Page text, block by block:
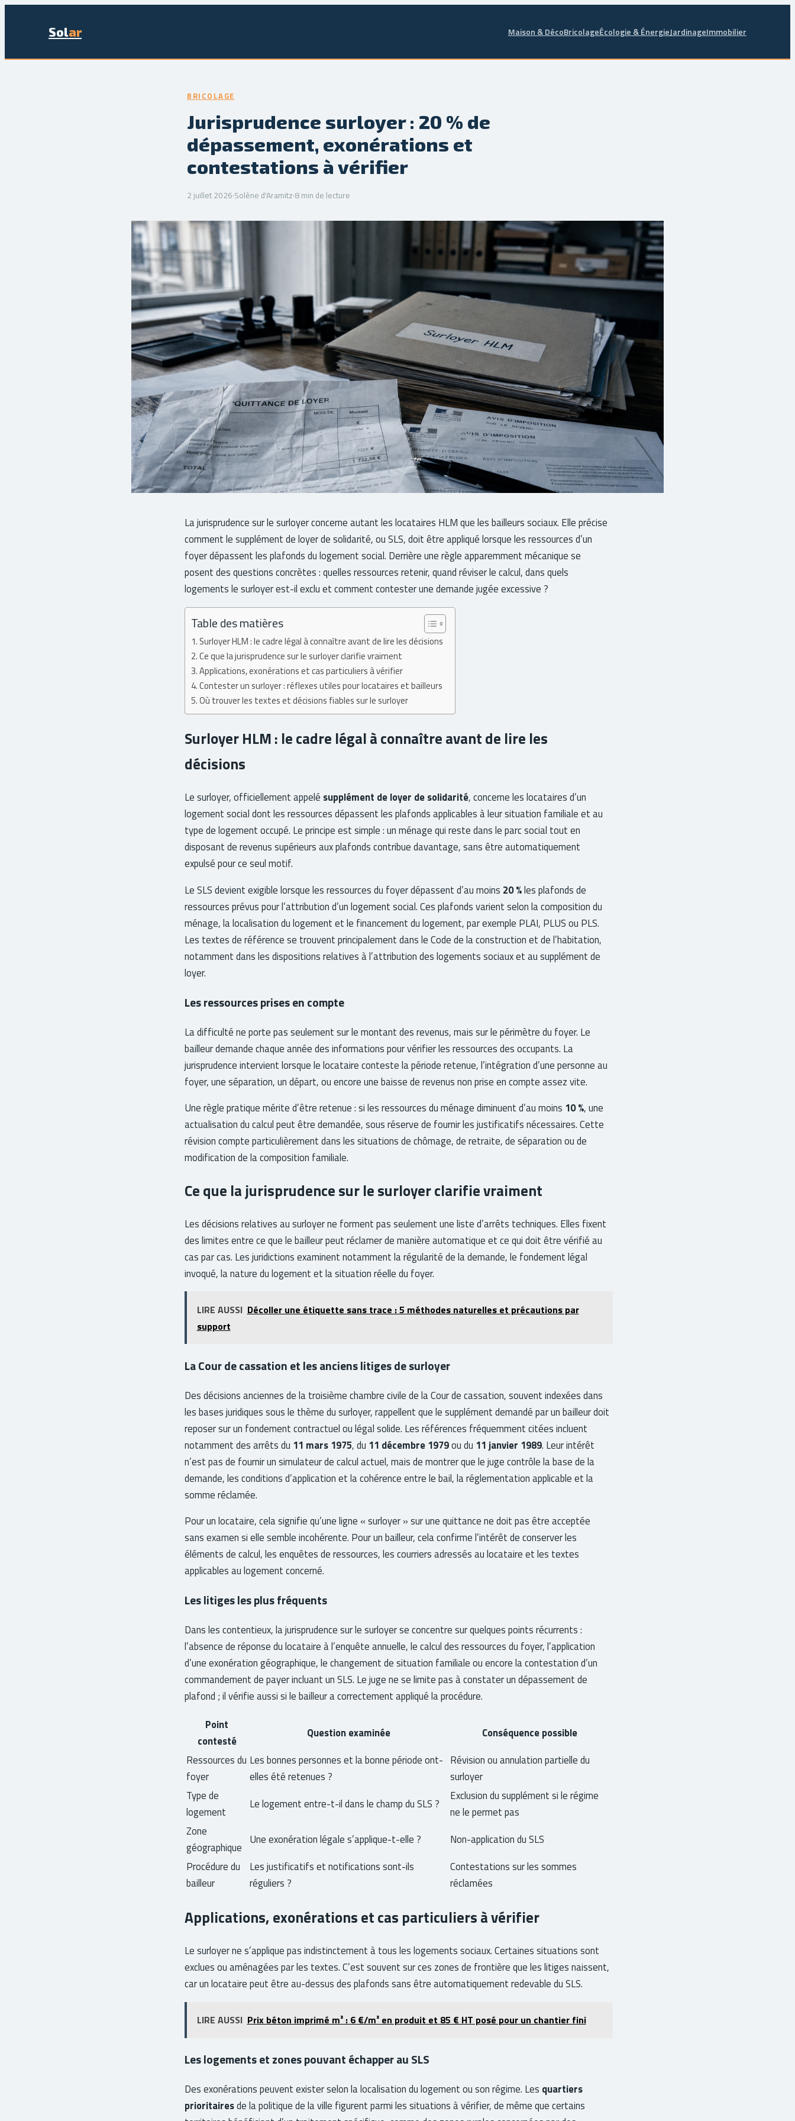
Solar Maison & DécoBricolageÉcologie & ÉnergieJardinageImmobilier
BRICOLAGE
Jurisprudence surloyer : 20 % de
dépassement, exonérations et
contestations à vérifier
2 juillet 2026·Solène d'Aramitz·8 min de lecture
La jurisprudence sur le surloyer concerne autant les locataires HLM que les bailleurs sociaux. Elle précise
comment le supplément de loyer de solidarité, ou SLS, doit être appliqué lorsque les ressources d’un
foyer dépassent les plafonds du logement social. Derrière une règle apparemment mécanique se
posent des questions concrètes : quelles ressources retenir, quand réviser le calcul, dans quels
logements le surloyer est-il exclu et comment contester une demande jugée excessive ?
Table des matières
Surloyer HLM : le cadre légal à connaître avant de lire les décisions
Ce que la jurisprudence sur le surloyer clarifie vraiment
Applications, exonérations et cas particuliers à vérifier
Contester un surloyer : réflexes utiles pour locataires et bailleurs
Où trouver les textes et décisions fiables sur le surloyer
Surloyer HLM : le cadre légal à connaître avant de lire les
décisions
Le surloyer, officiellement appelé supplément de loyer de solidarité, concerne les locataires d’un
logement social dont les ressources dépassent les plafonds applicables à leur situation familiale et au
type de logement occupé. Le principe est simple : un ménage qui reste dans le parc social tout en
disposant de revenus supérieurs aux plafonds contribue davantage, sans être automatiquement
expulsé pour ce seul motif.
Le SLS devient exigible lorsque les ressources du foyer dépassent d’au moins 20 %les plafonds de
ressources prévus pour l’attribution d’un logement social. Ces plafonds varient selon la composition du
ménage, la localisation du logement et le financement du logement, par exemple PLAI, PLUS ou PLS.
Les textes de référence se trouvent principalement dans le Code de la construction et de l’habitation,
notamment dans les dispositions relatives à l’attribution des logements sociaux et au supplément de
loyer.
Les ressources prises en compte
La difficulté ne porte pas seulement sur le montant des revenus, mais sur le périmètre du foyer. Le
bailleur demande chaque année des informations pour vérifier les ressources des occupants. La
jurisprudence intervient lorsque le locataire conteste la période retenue, l’intégration d’une personne au
foyer, une séparation, un départ, ou encore une baisse de revenus non prise en compte assez vite.
Une règle pratique mérite d’être retenue : si les ressources du ménage diminuent d’au moins 10 %, une
actualisation du calcul peut être demandée, sous réserve de fournir les justificatifs nécessaires. Cette
révision compte particulièrement dans les situations de chômage, de retraite, de séparation ou de
modification de la composition familiale.
Ce que la jurisprudence sur le surloyer clarifie vraiment
Les décisions relatives au surloyer ne forment pas seulement une liste d’arrêts techniques. Elles fixent
des limites entre ce que le bailleur peut réclamer de manière automatique et ce qui doit être vérifié au
cas par cas. Les juridictions examinent notamment la régularité de la demande, le fondement légal
invoqué, la nature du logement et la situation réelle du foyer.
LIRE AUSSI Décoller une étiquette sans trace : 5 méthodes naturelles et précautions par
support
La Cour de cassation et les anciens litiges de surloyer
Des décisions anciennes de la troisième chambre civile de la Cour de cassation, souvent indexées dans
les bases juridiques sous le thème du surloyer, rappellent que le supplément demandé par un bailleur doit
reposer sur un fondement contractuel ou légal solide. Les références fréquemment citées incluent
notamment des arrêts du 11 mars 1975, du 11 décembre 1979ou du 11 janvier 1989. Leur intérêt
n’est pas de fournir un simulateur de calcul actuel, mais de montrer que le juge contrôle la base de la
demande, les conditions d’application et la cohérence entre le bail, la réglementation applicable et la
somme réclamée.
Pour un locataire, cela signifie qu’une ligne « surloyer » sur une quittance ne doit pas être acceptée
sans examen si elle semble incohérente. Pour un bailleur, cela confirme l’intérêt de conserver les
éléments de calcul, les enquêtes de ressources, les courriers adressés au locataire et les textes
applicables au logement concerné.
Les litiges les plus fréquents
Dans les contentieux, la jurisprudence sur le surloyer se concentre sur quelques points récurrents :
l’absence de réponse du locataire à l’enquête annuelle, le calcul des ressources du foyer, l’application
d’une exonération géographique, le changement de situation familiale ou encore la contestation d’un
commandement de payer incluant un SLS. Le juge ne se limite pas à constater un dépassement de
plafond ; il vérifie aussi si le bailleur a correctement appliqué la procédure.
Point
contesté
Question examinée
Conséquence possible
Ressources du
foyer
Les bonnes personnes et la bonne période ont-
elles été retenues ?
Révision ou annulation partielle du
surloyer
Type de
logement
Le logement entre-t-il dans le champ du SLS ?
Exclusion du supplément si le régime
ne le permet pas
Zone
géographique
Une exonération légale s’applique-t-elle ?
Non-application du SLS
Procédure du
bailleur
Les justificatifs et notifications sont-ils
réguliers ?
Contestations sur les sommes
réclamées
Applications, exonérations et cas particuliers à vérifier
Le surloyer ne s’applique pas indistinctement à tous les logements sociaux. Certaines situations sont
exclues ou aménagées par les textes. C’est souvent sur ces zones de frontière que les litiges naissent,
car un locataire peut être au-dessus des plafonds sans être automatiquement redevable du SLS.
LIRE AUSSI Prix béton imprimé m² : 6 €/m² en produit et 85 € HT posé pour un chantier fini
Les logements et zones pouvant échapper au SLS
Des exonérations peuvent exister selon la localisation du logement ou son régime. Les quartiers
prioritairesde la politique de la ville figurent parmi les situations à vérifier, de même que certains